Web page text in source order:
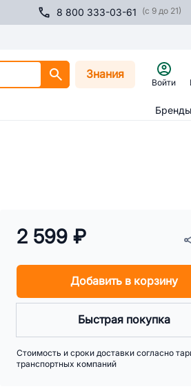
8 800 333-03-61 (с 9 до 21)
Знания
Войти
Бренды
2 599 ₽
Добавить в корзину
Быстрая покупка
Стоимость и сроки доставки согласно
транспортных компаний